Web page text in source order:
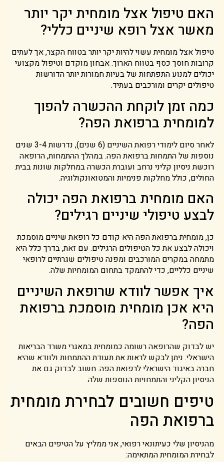
האם טיפול אצל מומחית יקר יותר
מאשר אצל רופא שיניים כללי?
טיפול אצל מומחית עשוי להיות יקר יותר בטווח הקצר, אך לעתים
קרובות חוסך כסף בטווח הארוך. אבחון מוקדם וטיפול מקצועי
יכולים למנוע התפתחות של בעיות חמורות יותר הדורשות
טיפולים יקרים ומורכבים בעתיד.
כמה זמן לוקחת ההכשרה להפוך
למומחית ברפואת הפה?
לאחר סיום לימודי רפואת השיניים (6 שנים), נדרשות 3-4 שנים
נוספות של התמחות ברפואת הפה. במהלך ההתמחות, הרופאה
רוכשת ניסיון קליני נרחב ועוברת הכשרה במחלקות שונות בבית
החולים, כולל מחלקות פנימיות והמטואונקולוגיה.
האם מומחית ברפואת הפה יכולה
לבצע טיפולי שיניים רגילים?
כן, מומחית ברפואת הפה היא קודם כל רופאת שיניים מוסמכת
ויכולה לבצע את כל הטיפולים הרגילים. עם זאת, בדרך כלל היא
מתמחה במקרים המורכבים ומפנה טיפולים שגרתיים לרופאי
שיניים כלליים, כדי להתמקד בתחום המומחיות שלה.
איך אפשר לוודא שרופאת השיניים
היא אכן מומחית מוסמכת ברפואת
הפה?
יש לבדוק שהרופאה רשומה כמומחית במאגרי משרד הבריאות
הישראלי. ניתן לבקש לראות את תעודת ההתמחות ולוודא שהיא
חברה באיגוד הישראלי לרפואת הפה. חשוב לבדוק גם את
הניסיון הקליני והתמחויות הנוספות שלה.
טיפים חשובים לבחירת מומחית
ברפואת הפה
מהניסיון שלי כעיתונאי רפואי, אני ממליץ על הטיפים הבאים
לבחירת המומחית המתאימה: